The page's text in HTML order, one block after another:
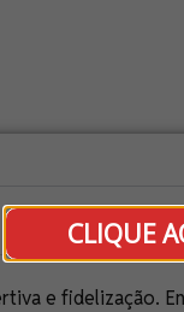
CLIQUE
e fidelização.